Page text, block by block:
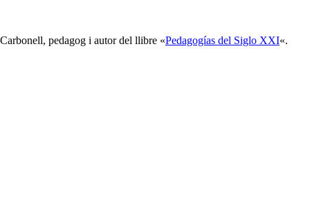
pedagog i autor del llibre «Pedagogías del Siglo XXI«.